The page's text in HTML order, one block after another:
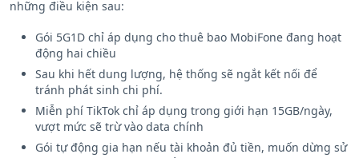
Muốn sử dụng hiệu quả gói cước 5G1D, thuê bao cần đáp ứng
những điều kiện sau:
Gói 5G1D chỉ áp dụng cho thuê bao MobiFone đang hoạt
động hai chiều
Sau khi hết dung lượng, hệ thống sẽ ngắt kết nối để
tránh phát sinh chi phí.
Miễn phí TikTok chỉ áp dụng trong giới hạn 15GB/ngày,
vượt mức sẽ trừ vào data chính